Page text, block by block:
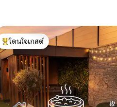
โดนใจเกสต์ที่สุด
โดนใจเกสต์